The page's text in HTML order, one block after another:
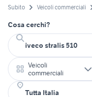
Subito Veicoli commerciali
Cosa cerchi?
Veicoli
commerciali